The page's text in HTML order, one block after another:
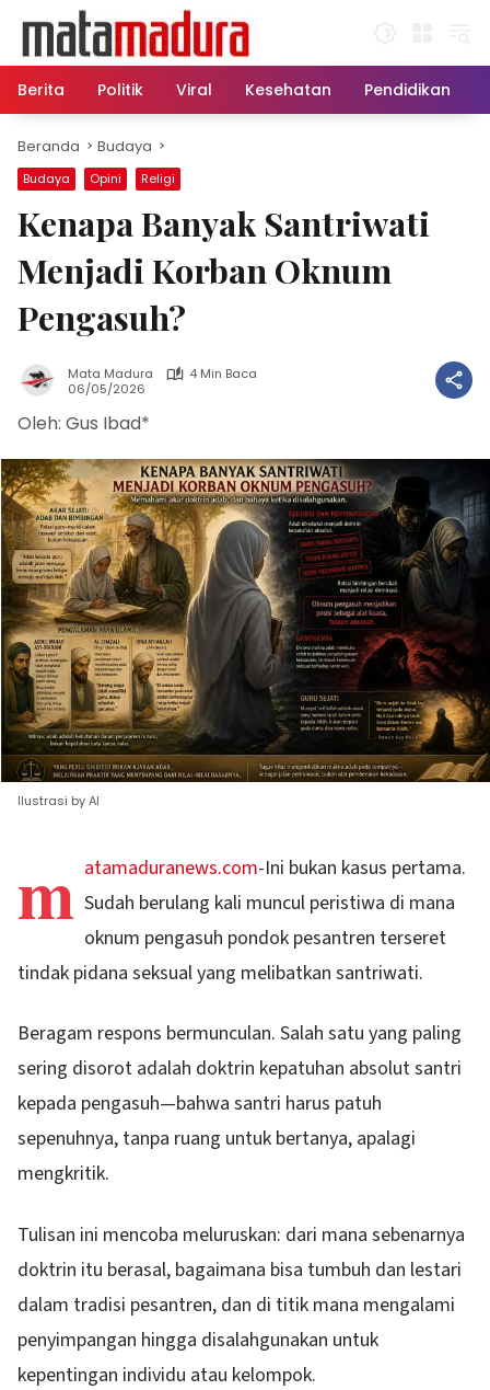
konten
Berita
Politik Viral Kesehatan Pendidikan
Beranda Budaya
Budaya Opini Religi
Kenapa Banyak Santriwati
Menjadi Korban Oknum
Pengasuh?
Mata Madura
4 Min Baca
06/05/2026
Oleh: Gus Ibad*
Ilustrasi by AI
m atamaduranews.com-Ini bukan kasus pertama.
Sudah berulang kali muncul peristiwa di mana
oknum pengasuh pondok pesantren terseret
tindak pidana seksual yang melibatkan santriwati.
Beragam respons bermunculan. Salah satu yang paling
sering disorot adalah doktrin kepatuhan absolut santri
kepada pengasuh—bahwa santri harus patuh
sepenuhnya, tanpa ruang untuk bertanya, apalagi
mengkritik.
Tulisan ini mencoba meluruskan: dari mana sebenarnya
doktrin itu berasal, bagaimana bisa tumbuh dan lestari
dalam tradisi pesantren, dan di titik mana mengalami
penyimpangan hingga disalahgunakan untuk
kepentingan individu atau kelompok.